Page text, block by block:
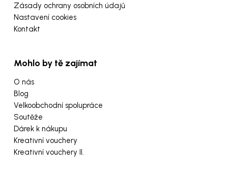
Zásady ochrany osobních údajů
Nastavení cookies
Kontakt
Mohlo by tě zajímat
O nás
Blog
Velkoobchodní spolupráce
Soutěže
Dárek k nákupu
Kreativní vouchery
Kreativní vouchery II.